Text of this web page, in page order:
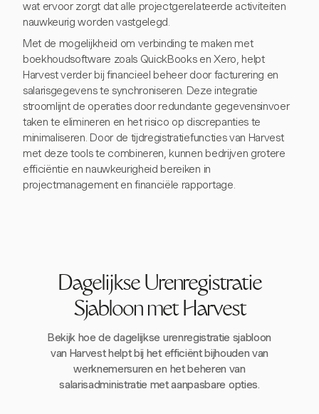
wat ervoor zorgt dat alle projectgerelateerde activiteiten
nauwkeurig worden vastgelegd.
Met de mogelijkheid om verbinding te maken met
boekhoudsoftware zoals QuickBooks en Xero, helpt
Harvest verder bij financieel beheer door facturering en
salarisgegevens te synchroniseren. Deze integratie
stroomlijnt de operaties door redundante gegevensinvoer
taken te elimineren en het risico op discrepanties te
minimaliseren. Door de tijdregistratiefuncties van Harvest
met deze tools te combineren, kunnen bedrijven grotere
efficiëntie en nauwkeurigheid bereiken in
projectmanagement en financiële rapportage.
Dagelijkse Urenregistratie
Sjabloon met Harvest
Bekijk hoe de dagelijkse urenregistratie sjabloon
van Harvest helpt bij het efficiënt bijhouden van
werknemersuren en het beheren van
salarisadministratie met aanpasbare opties.